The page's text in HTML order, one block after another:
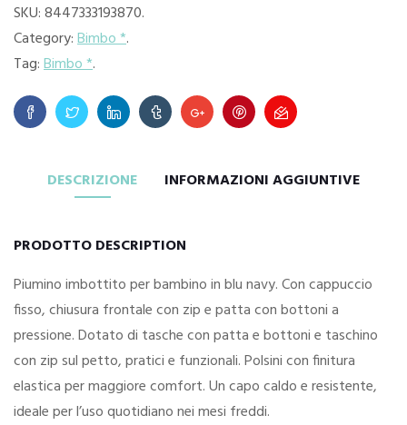
SKU:8447333193870.
Category:Bimbo *.
Tag:Bimbo *.
DESCRIZIONE INFORMAZIONI AGGIUNTIVE
PRODOTTO DESCRIPTION
Piumino imbottito per bambino in blu navy. Con cappuccio
fisso, chiusura frontale con zip e patta con bottoni a
pressione. Dotato di tasche con patta e bottoni e taschino
con zip sul petto, pratici e funzionali. Polsini con finitura
elastica per maggiore comfort. Un capo caldo e resistente,
ideale per l’uso quotidiano nei mesi freddi.